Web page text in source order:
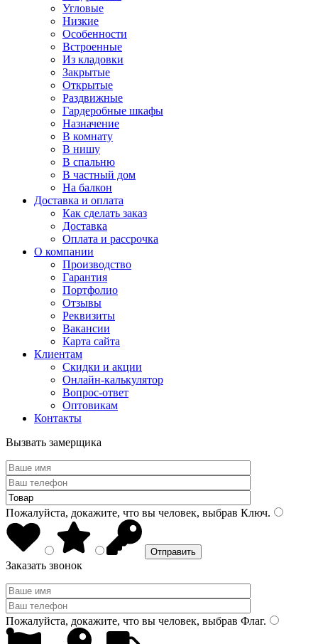
Угловые
Низкие
Особенности
Встроенные
Из кладовки
Закрытые
Открытые
Раздвижные
Гардеробные шкафы
Назначение
В комнату
В нишу
В спальню
В частный дом
На балкон
Доставка и оплата
Как сделать заказ
Доставка
Оплата и рассрочка
О компании
Производство
Гарантия
Портфолио
Отзывы
Реквизиты
Вакансии
Карта сайта
Клиентам
Скидки и акции
Онлайн-калькулятор
Вопрос-ответ
Оптовикам
Контакты
Вызвать замерщика
Пожалуйста, докажите, что вы человек, выбрав Ключ.
Заказать звонок
Пожалуйста, докажите, что вы человек, выбрав Флаг.